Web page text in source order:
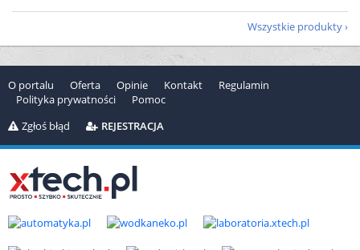
Wszystkie produkty
O portalu Oferta Opinie Kontakt
Regulamin
Polityka prywatności
Pomoc
Zgłoś błąd
REJESTRACJA